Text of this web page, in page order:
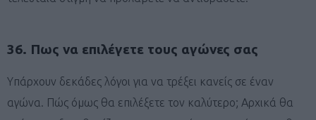
36. Πως να επιλέγετε τους αγώνες σας
Υπάρχουν δεκάδες λόγοι για να τρέξει κανείς σε έναν
αγώνα. Πώς όμως θα επιλέξετε τον καλύτερο; Αρχικά θα